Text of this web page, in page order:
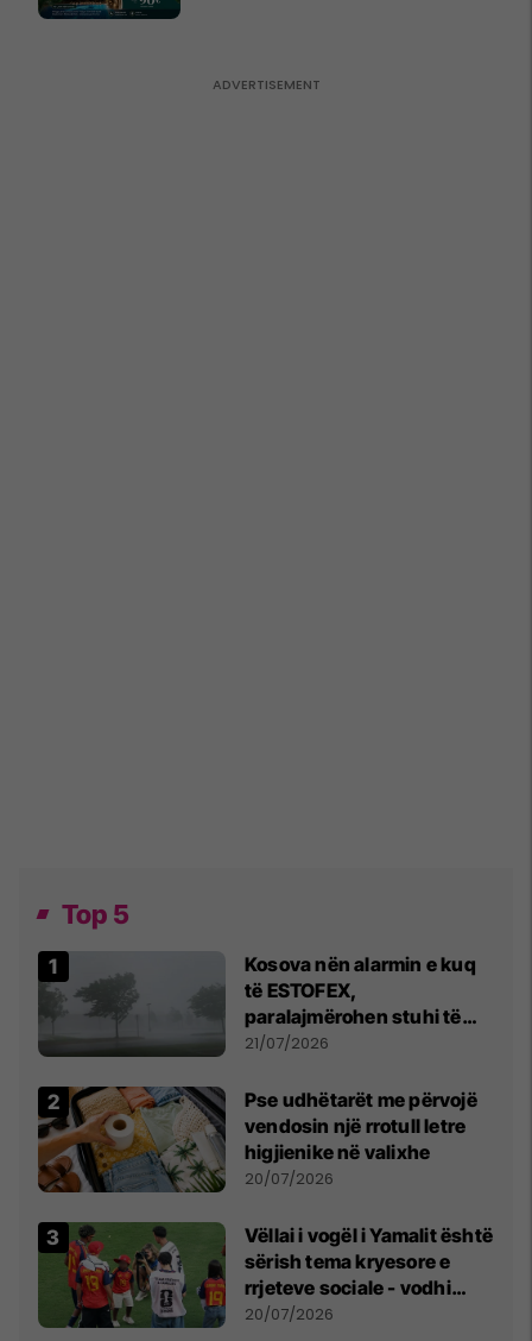
Top 5
Kosova nën alarmin e kuq
të ESTOFEX,
paralajmërohen stuhi të
fuqishme me breshër dhe
21/07/2026
Pse udhëtarët me përvojë
vendosin një rrotull letre
higjienike në valixhe
20/07/2026
Vëllai i vogël i Yamalit është
sërish tema kryesore e
rrjeteve sociale - vodhi
vëmendjen pas finales së
20/07/2026